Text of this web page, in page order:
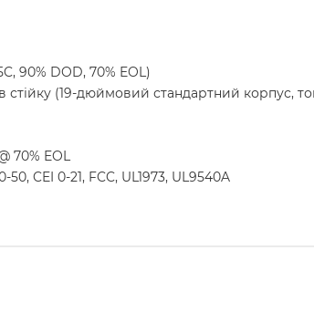
90% DOD, 70% EOL)
стійку (19-дюймовий стандартний корпус,
70% EOL
50, CEI 0-21, FCC, UL1973, UL9540A